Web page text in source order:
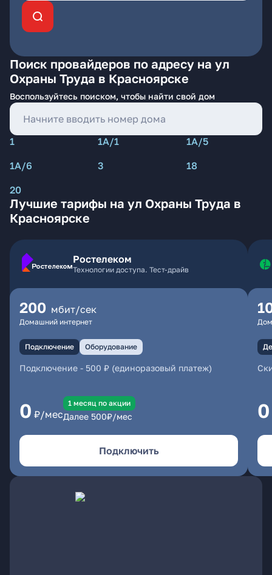
Поиск провайдеров по адресу на ул
Охраны Труда в Красноярске
Воспользуйтесь поиском, чтобы найти свой дом
1 1А/1
1А/5
1А/6
3
18
20
Лучшие тарифы на ул Охраны Труда в
Красноярске
Ростелеком
Технологии доступа. Тест-драйв
200 мбит/сек
Домашний интернет
Подключение Оборудование
Подключение - 500 ₽ (единоразовый платеж)
0 ₽/мес
1 месяц по акции
Далее 500₽/мес
Подключить
0